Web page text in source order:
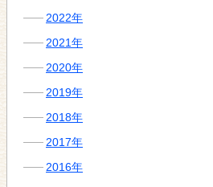
2022年
2021年
2020年
2019年
2018年
2017年
2016年